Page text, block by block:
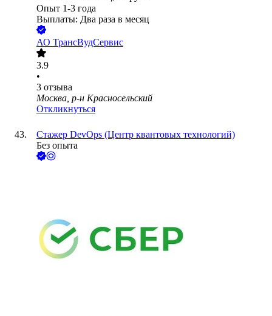
Опыт 1-3 года
Выплаты: Два раза в месяц
АО ТрансВудСервис
3.9
•
3 отзыва
Москва, р-н Красносельский
Откликнуться
Стажер DevOps (Центр квантовых технологий)
Без опыта